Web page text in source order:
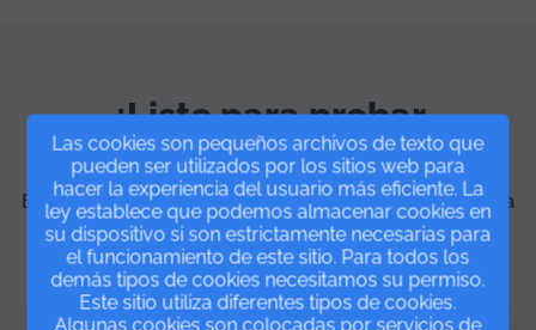
Las cookies son pequeños archivos de texto que
pueden ser utilizados por los sitios web para
hacer la experiencia del usuario más eficiente. La
ley establece que podemos almacenar cookies en
su dispositivo si son estrictamente necesarias para
el funcionamiento de este sitio. Para todos los
demás tipos de cookies necesitamos su permiso.
Este sitio utiliza diferentes tipos de cookies.
Algunas cookies son colocadas por servicios de
¿Listo para probar
IsMyGym?
Empieza gratis y descubre todo lo que la plataforma
puede hacer por tu negocio. Sin permanencia y con
soporte incluido.